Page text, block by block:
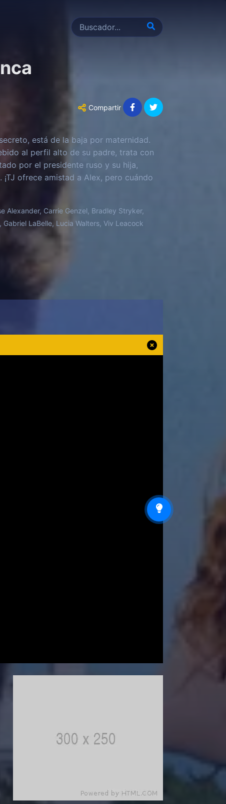
Compartir
está de la baja por maternidad.
al perfil alto de su padre, trata con
por el presidente ruso y su hija,
ofrece amistad a Alex, pero cuándo
Alexander, Carrie Genzel, Bradley Stryker,
LaBelle, Lucia Walters, Viv Leacock